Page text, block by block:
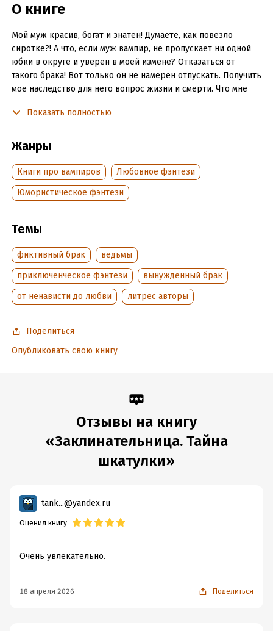
О книге
Мой муж красив, богат и знатен! Думаете, как повезло
сиротке?! А что, если муж вампир, не пропускает ни одной
юбки в округе и уверен в моей измене? Отказаться от
такого брака! Вот только он не намерен отпускать. Получить
мое наследство для него вопрос жизни и смерти. Что мне
Подробная информация
Дата написания:12 июля 2025
Объем:286187
Дата поступления:
Время на чтение:4 ч.
Показать полностью
Жанры
Книги про вампиров
Любовное фэнтези
Юмористическое фэнтези
Темы
фиктивный брак
ведьмы
приключенческое фэнтези
вынужденный брак
от ненависти до любви
литрес авторы
Поделиться
Опубликовать свою книгу
Отзывы на книгу
«Заклинательница. Тайна
шкатулки»
tank...@yandex.ru
Оценил книгу
Очень увлекательно.
18 апреля 2026 Поделиться